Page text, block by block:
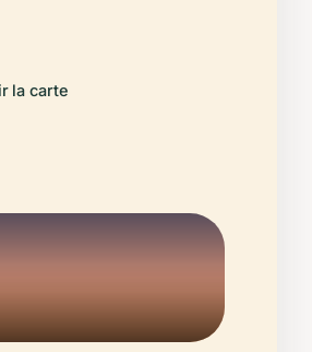
la carte